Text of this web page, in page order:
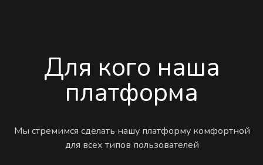
Для кого наша
платформа
Мы стремимся сделать нашу платформу комфортной
для всех типов пользователей